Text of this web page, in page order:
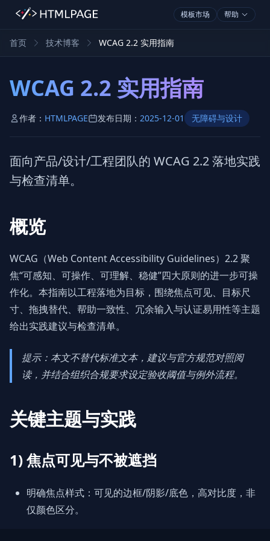
模板市场 帮助
首页 技术博客 WCAG 2.2 实用指南
WCAG 2.2 实用指南
作者： HTMLPAGE 发布日期： 2025-12-01 无障碍与设计
面向产品/设计/工程团队的 WCAG 2.2 落地实践
与检查清单。
概览
WCAG（Web Content Accessibility Guidelines）2.2 聚
焦“可感知、可操作、可理解、稳健”四大原则的进一步可操
作化。本指南以工程落地为目标，围绕焦点可见、目标尺
寸、拖拽替代、帮助一致性、冗余输入与认证易用性等主题
给出实践建议与检查清单。
提示：本文不替代标准文本，建议与官方规范对照阅
读，并结合组织合规要求设定验收阈值与例外流程。
关键主题与实践
1) 焦点可见与不被遮挡
明确焦点样式：可见的边框/阴影/底色，高对比度，非
仅颜色区分。